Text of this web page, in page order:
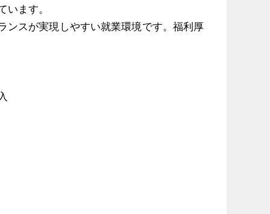
ます。
ンスが実現しやすい就業環境です。福利厚